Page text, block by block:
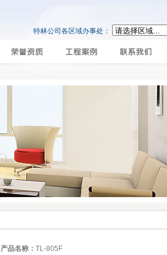
特林公司各区域办事处：
产品名称： TL-805F